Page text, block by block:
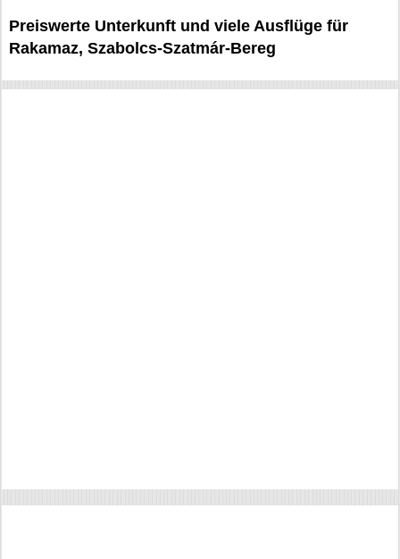
Preiswerte Unterkunft und viele Ausflüge für
Rakamaz, Szabolcs-Szatmár-Bereg